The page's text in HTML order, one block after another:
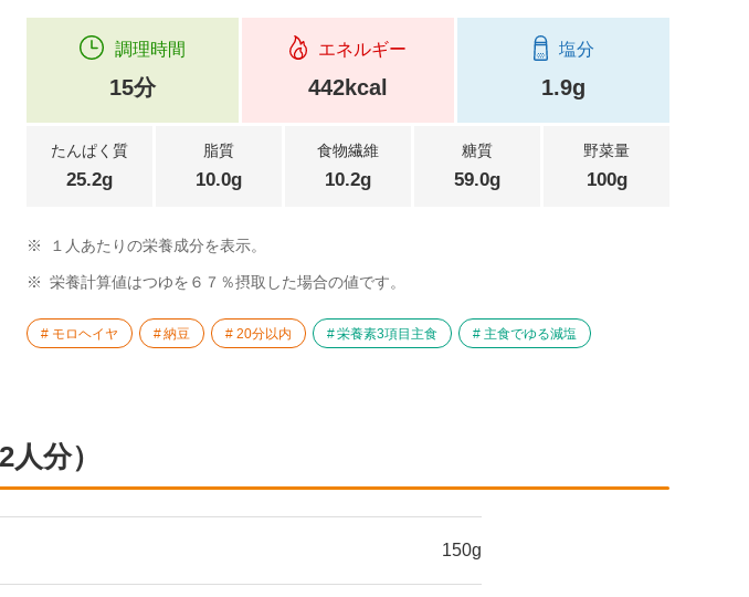
調理時間
15分
エネルギー
442kcal
塩分
1.9g
たんぱく質
25.2g
脂質
10.0g
食物繊維
10.2g
糖質
59.0g
野菜量
100g
※ １人あたりの栄養成分を表示。
※ 栄養計算値はつゆを６７％摂取した場合の値です。
モロヘイヤ 納豆 20分以内 栄養素3項目主食 主食でゆる減塩
分）
150g